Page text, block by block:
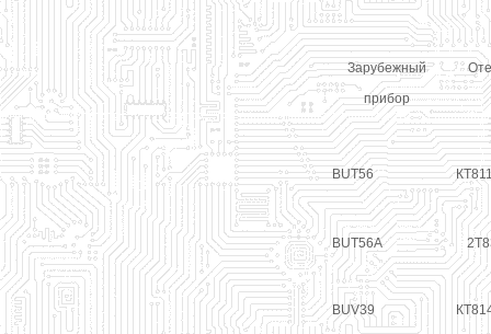
Зарубежный
прибор
BUT56
BUT56A
BUV39